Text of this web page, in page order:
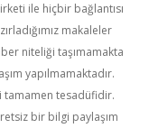
ile hiçbir bağlantısı
makaleler
niteliği taşımamakta
yapılmamaktadır.
tamamen tesadüfidir.
bir bilgi paylaşım